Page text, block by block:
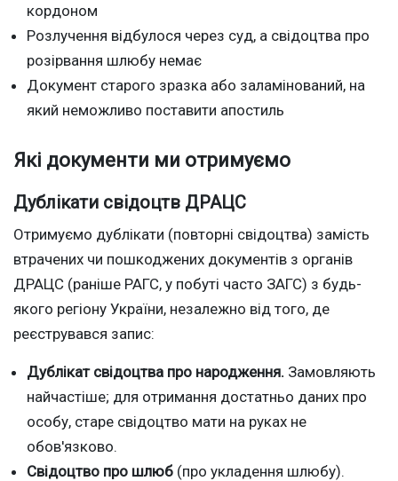
кордоном
Розлучення відбулося через суд, а свідоцтва про
розірвання шлюбу немає
Документ старого зразка або заламінований, на
який неможливо поставити апостиль
Які документи ми отримуємо
Дублікати свідоцтв ДРАЦС
Отримуємо дублікати (повторні свідоцтва) замість
втрачених чи пошкоджених документів з органів
ДРАЦС (раніше РАГС, у побуті часто ЗАГС) з будь-
якого регіону України, незалежно від того, де
реєструвався запис:
Дублікат свідоцтва про народження. Замовляють
найчастіше; для отримання достатньо даних про
особу, старе свідоцтво мати на руках не
обов'язково.
Свідоцтво про шлюб (про укладення шлюбу).